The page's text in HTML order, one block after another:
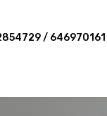
/ 646970161